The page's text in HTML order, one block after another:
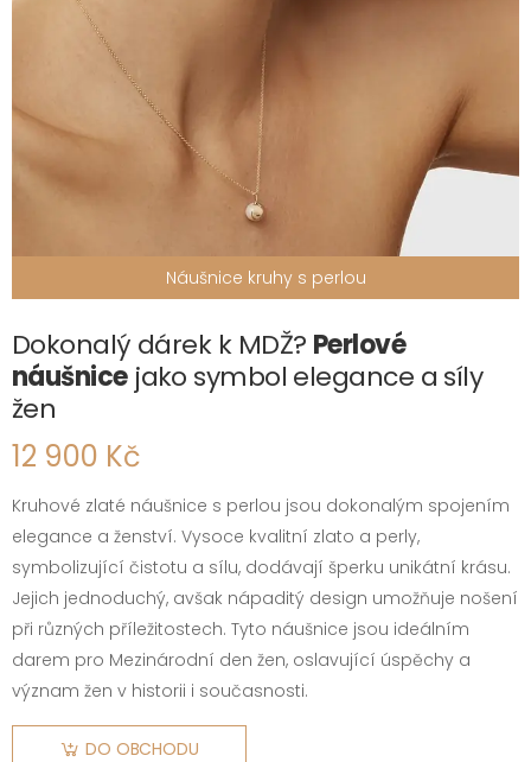
Náušnice kruhy s perlou
Dokonalý dárek k MDŽ? Perlové
náušnicejako symbol elegance a síly
žen
12 900 Kč
Kruhové zlaté náušnice s perlou jsou dokonalým spojením
elegance a ženství. Vysoce kvalitní zlato a perly,
symbolizující čistotu a sílu, dodávají šperku unikátní krásu.
Jejich jednoduchý, avšak nápaditý design umožňuje nošení
při různých příležitostech. Tyto náušnice jsou ideálním
darem pro Mezinárodní den žen, oslavující úspěchy a
význam žen v historii i současnosti.
DO OBCHODU